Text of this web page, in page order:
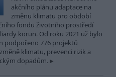
akčního plánu adaptace na
změnu klimatu pro období
fondu životního prostředí
korun. Od roku 2021 už bylo
podpořeno 776 projektů
klimatu, prevenci rizik a
dopadům.